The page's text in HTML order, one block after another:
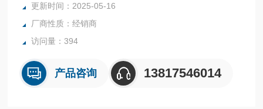
更新时间：2025-05-16
厂商性质：经销商
访问量：394
产品咨询 13817546014